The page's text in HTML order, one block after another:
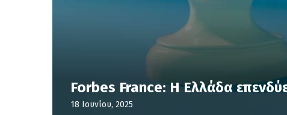
Forbes France: Η Ελλάδα
18 Ιουνίου, 2025